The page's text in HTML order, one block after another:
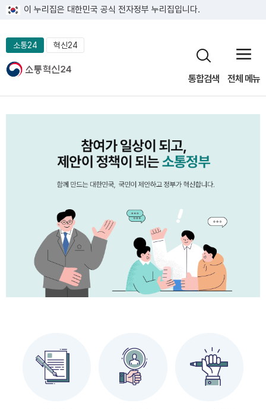
이 누리집은 대한민국 공식 전자정부 누리집입니다.
소통24 혁신24
통합검색 전체 메뉴